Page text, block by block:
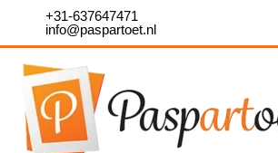
inhoud
+31-637647471
info@paspartoet.nl